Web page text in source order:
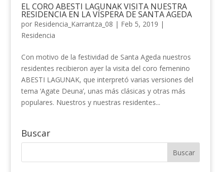
EL CORO ABESTI LAGUNAK VISITA NUESTRA
RESIDENCIA EN LA VÍSPERA DE SANTA AGEDA
por Residencia_Karrantza_08 | Feb 5, 2019 |
Residencia
Con motivo de la festividad de Santa Ageda nuestros
residentes recibieron ayer la visita del coro femenino
ABESTI LAGUNAK, que interpretó varias versiones del
tema ‘Agate Deuna’, unas más clásicas y otras más
populares. Nuestros y nuestras residentes...
Buscar